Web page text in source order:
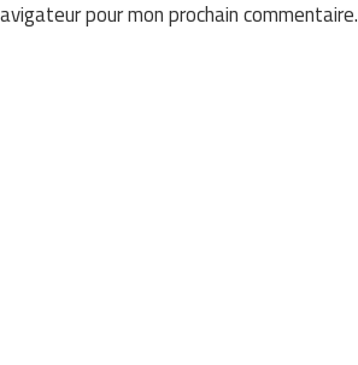
pour mon prochain commentaire.